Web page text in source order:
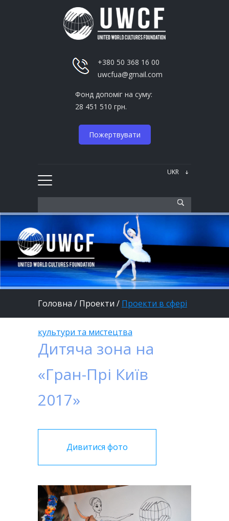
+380 50 368 16 00
uwcfua@gmail.com
Фонд допоміг на суму:
28 451 510 грн.
Пожертвувати
Головна / Проекти / Проекти в сфері
культури та мистецтва
Дитяча зона на
«Гран-Прі Київ
2017»
Дивитися фото